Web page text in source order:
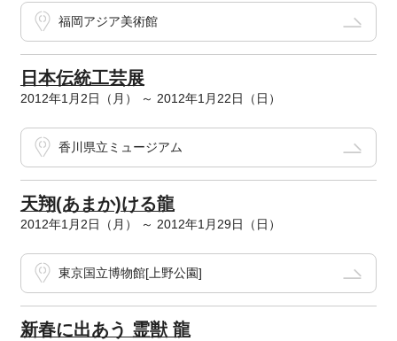
福岡アジア美術館
日本伝統工芸展
2012年1月2日（月） ～ 2012年1月22日（日）
香川県立ミュージアム
天翔(あまか)ける龍
2012年1月2日（月） ～ 2012年1月29日（日）
東京国立博物館[上野公園]
新春に出あう 霊獣 龍